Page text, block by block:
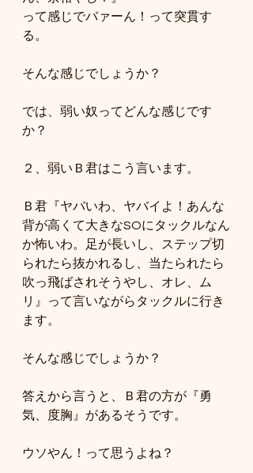
って感じでバァーん！って突貫す
る。
そんな感じでしょうか？
では、弱い奴ってどんな感じです
か？
２、弱いＢ君はこう言います。
Ｂ君『ヤバいわ、ヤバイよ！あんな
背が高くて大きなSOにタックルなん
か怖いわ。足が長いし、ステップ切
られたら抜かれるし、当たられたら
吹っ飛ばされそうやし、オレ、ム
リ』って言いながらタックルに行き
ます。
そんな感じでしょうか？
答えから言うと、Ｂ君の方が『勇
気、度胸』があるそうです。
ウソやん！って思うよね？